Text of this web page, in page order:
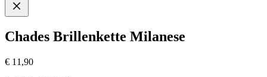
Chades Brillenkette Milanese
€ 11,90